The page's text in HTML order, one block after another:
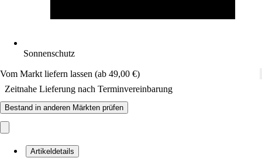
Sonnenschutz
Vom Markt liefern lassen (ab 49,00 €)
Zeitnahe Lieferung nach Terminvereinbarung
Bestand in anderen Märkten prüfen
Artikeldetails